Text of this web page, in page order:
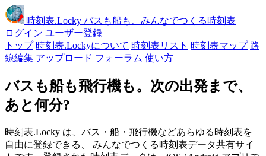
時刻表.Locky バスも船も、みんなでつくる時刻表
ログイン ユーザー登録
トップ 時刻表.Lockyについて 時刻表リスト 時刻表マップ 路
線編集 アップロード フォーラム 使い方
バスも船も飛行機も。次の出発まで、
あと何分?
時刻表.Locky は、バス・船・飛行機などあらゆる時刻表を
自由に登録できる、 みんなでつくる時刻表データ共有サイ